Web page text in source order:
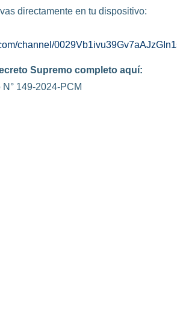
directamente en tu dispositivo:
channel/
Supremo completo aquí:
149-2024-PCM